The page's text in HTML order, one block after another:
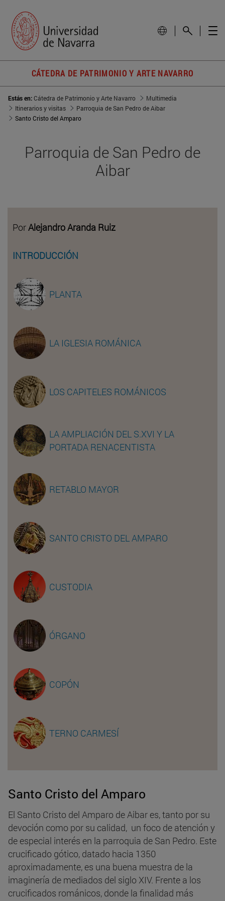
CÁTEDRA DE PATRIMONIO Y ARTE NAVARRO
Estás en:Cátedra de Patrimonio y Arte Navarro
Multimedia
Itinerarios y visitas
Parroquia de San Pedro de Aibar
Santo Cristo del Amparo
Parroquia de San Pedro de
Aibar
PorAlejandro Aranda Ruiz
INTRODUCCIÓN
PLANTA
LA IGLESIA ROMÁNICA
LOS CAPITELES ROMÁNICOS
LA AMPLIACIÓN DEL S.XVI Y LA
PORTADA RENACENTISTA
RETABLO MAYOR
SANTO CRISTO DEL AMPARO
CUSTODIA
ÓRGANO
COPÓN
TERNO CARMESÍ
Santo Cristo del Amparo
El Santo Cristo del Amparo de Aibar es, tanto por su
devoción como por su calidad, un foco de atención y
de especial interés en la parroquia de San Pedro. Este
crucificado gótico, datado hacia 1350
aproximadamente, es una buena muestra de la
imaginería de mediados del siglo XIV. Frente a los
crucificados románicos, donde la finalidad más